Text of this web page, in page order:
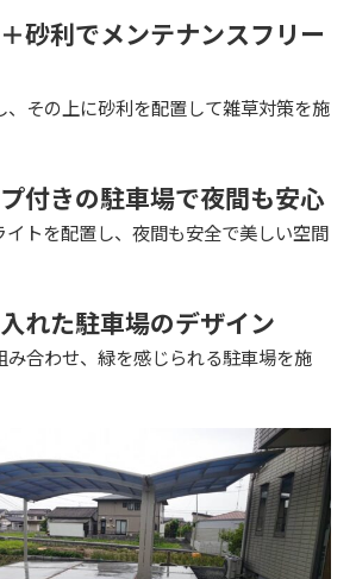
砂利でメンテナンスフリー
、その上に砂利を配置して雑草対策を施
付きの駐車場で夜間も安心
イトを配置し、夜間も安全で美しい空間
れた駐車場のデザイン
み合わせ、緑を感じられる駐車場を施